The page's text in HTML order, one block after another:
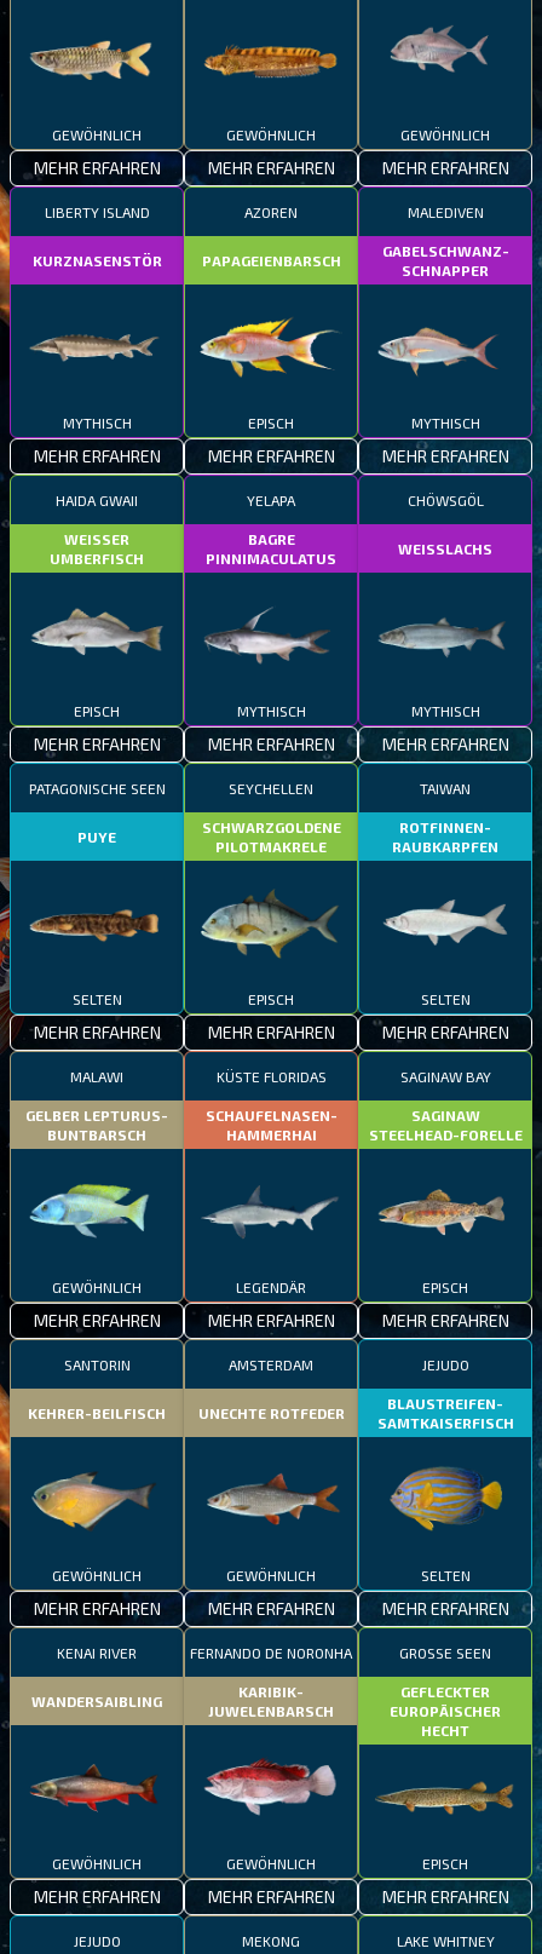
GEWÖHNLICH
MEHR ERFAHREN
GEWÖHNLICH
MEHR ERFAHREN
GEWÖHNLICH
MEHR ERFAHREN
LIBERTY ISLAND
KURZNASENSTÖR
MYTHISCH
MEHR ERFAHREN
AZOREN
PAPAGEIENBARSCH
EPISCH
MEHR ERFAHREN
MALEDIVEN
GABELSCHWANZ-
SCHNAPPER
MYTHISCH
MEHR ERFAHREN
HAIDA GWAII
WEISSER
UMBERFISCH
EPISCH
MEHR ERFAHREN
YELAPA
BAGRE
PINNIMACULATUS
MYTHISCH
MEHR ERFAHREN
CHÖWSGÖL
WEISSLACHS
MYTHISCH
MEHR ERFAHREN
PATAGONISCHE SEEN
PUYE
SELTEN
MEHR ERFAHREN
SEYCHELLEN
SCHWARZGOLDENE
PILOTMAKRELE
EPISCH
MEHR ERFAHREN
TAIWAN
ROTFINNEN-
RAUBKARPFEN
SELTEN
MEHR ERFAHREN
MALAWI
GELBER LEPTURUS-
BUNTBARSCH
GEWÖHNLICH
MEHR ERFAHREN
KÜSTE FLORIDAS
SCHAUFELNASEN-
HAMMERHAI
LEGENDÄR
MEHR ERFAHREN
SAGINAW BAY
SAGINAW
STEELHEAD-FORELLE
EPISCH
MEHR ERFAHREN
SANTORIN
KEHRER-BEILFISCH
GEWÖHNLICH
MEHR ERFAHREN
AMSTERDAM
UNECHTE ROTFEDER
GEWÖHNLICH
MEHR ERFAHREN
JEJUDO
BLAUSTREIFEN-
SAMTKAISERFISCH
SELTEN
MEHR ERFAHREN
KENAI RIVER
WANDERSAIBLING
GEWÖHNLICH
MEHR ERFAHREN
FERNANDO DE NORONHA
KARIBIK-
JUWELENBARSCH
GEWÖHNLICH
MEHR ERFAHREN
GROSSE SEEN
GEFLECKTER
EUROPÄISCHER
HECHT
EPISCH
MEHR ERFAHREN
JEJUDO MEKONG LAKE WHITNEY